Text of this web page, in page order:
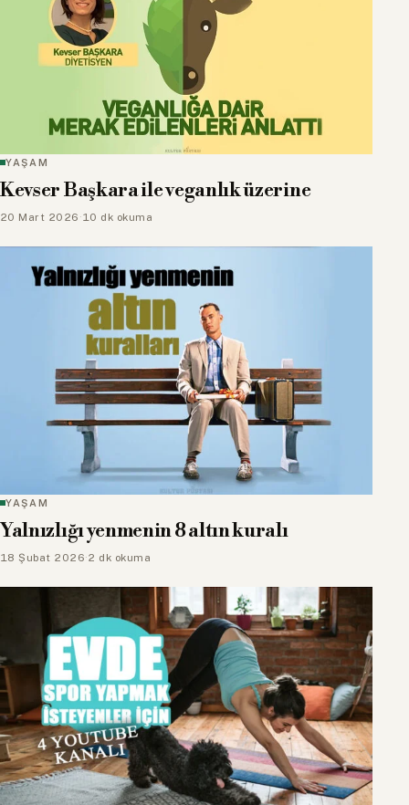
YAŞAM
Kevser Başkara ile veganlık üzerine
20 Mart 2026 ·10 dk okuma
YAŞAM
Yalnızlığı yenmenin 8 altın kuralı
18 Şubat 2026·2 dk okuma